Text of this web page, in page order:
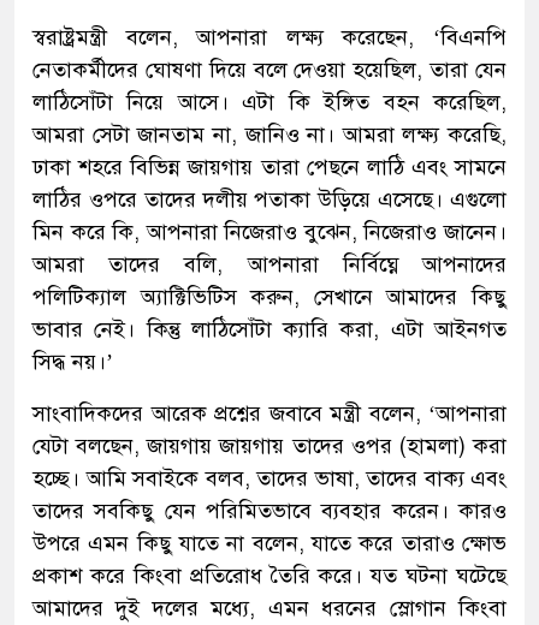
স্বরাষ্ট্রমন্ত্রী বলেন, আপনারা লক্ষ্য করেছেন, ‘বিএনপি
নেতাকর্মীদের ঘোষণা দিয়ে বলে দেওয়া হয়েছিল, তারা যেন
লাঠিসোঁটা নিয়ে আসে। এটা কি ইঙ্গিত বহন করেছিল,
আমরা সেটা জানতাম না, জানিও না। আমরা লক্ষ্য করেছি,
ঢাকা শহরে বিভিন্ন জায়গায় তারা পেছনে লাঠি এবং সামনে
লাঠির ওপরে তাদের দলীয় পতাকা উড়িয়ে এসেছে। এগুলো
মিন করে কি, আপনারা নিজেরাও বুঝেন, নিজেরাও জানেন।
আমরা তাদের বলি, আপনারা নির্বিঘ্নে আপনাদের
পলিটিক্যাল অ্যাক্টিভিটিস করুন, সেখানে আমাদের কিছু
ভাবার নেই। কিন্তু লাঠিসোঁটা ক্যারি করা, এটা আইনগত
সিদ্ধ নয়।’
সাংবাদিকদের আরেক প্রশ্নের জবাবে মন্ত্রী বলেন, ‘আপনারা
যেটা বলছেন, জায়গায় জায়গায় তাদের ওপর (হামলা) করা
হচ্ছে। আমি সবাইকে বলব, তাদের ভাষা, তাদের বাক্য এবং
তাদের সবকিছু যেন পরিমিতভাবে ব্যবহার করেন। কারও
উপরে এমন কিছু যাতে না বলেন, যাতে করে তারাও ক্ষোভ
প্রকাশ করে কিংবা প্রতিরোধ তৈরি করে। যত ঘটনা ঘটেছে
আমাদের দুই দলের মধ্যে, এমন ধরনের স্লোগান কিংবা